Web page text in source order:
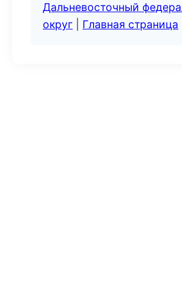
Дальневосточный
округ
Главная страница